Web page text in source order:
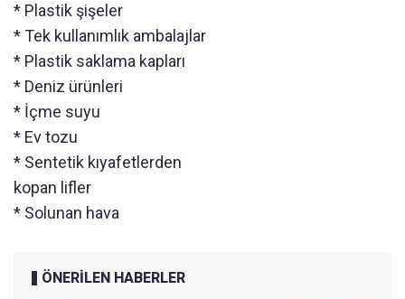
* Plastik şişeler
* Tek kullanımlık ambalajlar
* Plastik saklama kapları
* Deniz ürünleri
* İçme suyu
* Ev tozu
* Sentetik kıyafetlerden
kopan lifler
* Solunan hava
ÖNERİLEN HABERLER